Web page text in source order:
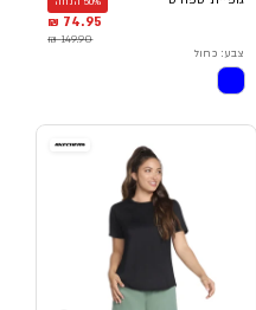
74.95 ₪
149.90 ₪
צבע: כחול